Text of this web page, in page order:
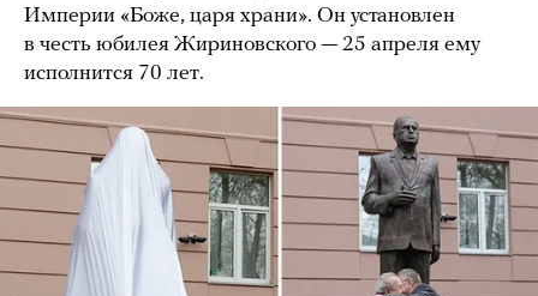
Империи «Боже, царя храни». Он установлен
в честь юбилея Жириновского — 25 апреля ему
исполнится 70 лет.